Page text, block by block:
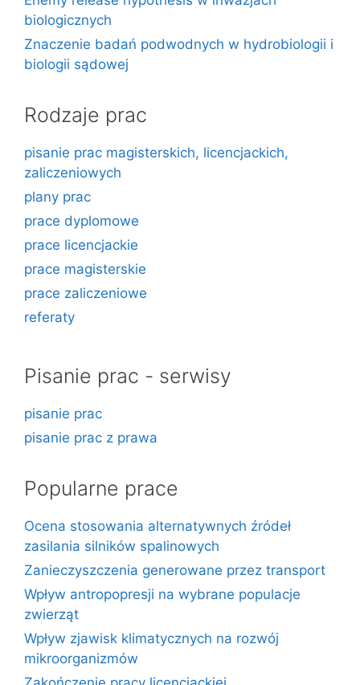
biologicznych
Znaczenie badań podwodnych w hydrobiologii i
biologii sądowej
Rodzaje prac
pisanie prac magisterskich, licencjackich,
zaliczeniowych
plany prac
prace dyplomowe
prace licencjackie
prace magisterskie
prace zaliczeniowe
referaty
Pisanie prac - serwisy
pisanie prac
pisanie prac z prawa
Popularne prace
Ocena stosowania alternatywnych źródeł
zasilania silników spalinowych
Zanieczyszczenia generowane przez transport
Wpływ antropopresji na wybrane populacje
zwierząt
Wpływ zjawisk klimatycznych na rozwój
mikroorganizmów